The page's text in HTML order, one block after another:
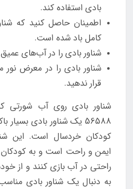
بادی استفاده کند.
اطمینان حاصل کنید که
کامل باد شده است.
شناور بادی را در آب‌های
شناور بادی را در معرض
قرار ندهید.
شناور بادی روی آب شورتی
56588 یک شناور بادی
کودکان خردسال است. این
ایمن و راحت است و به
راحتی در آب بازی کنند و از
به دنبال یک شناور بادی